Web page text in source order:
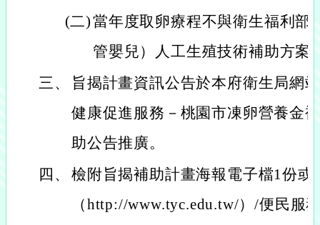
(二)當年度取卵療程不與衛生福利部
管嬰兒）人工生殖技術補助方案
三、
旨揭計畫資訊公告於本府衛生局網
健康促進服務－桃園市凍卵營養金
助公告推廣。
四、 檢附旨揭補助計畫海報電子檔1份或
（http://www.tyc.edu.tw/）/便民服